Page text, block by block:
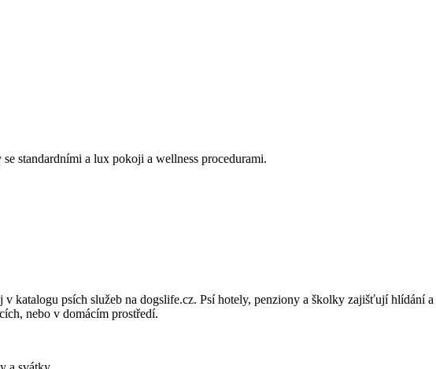
standardními a lux pokoji a wellness procedurami.
v katalogu psích služeb na dogslife.cz. Psí hotely, penziony a školky zajišťují hlídání
nebo v domácím prostředí.